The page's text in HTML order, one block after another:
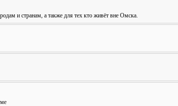
и странам, а также для тех кто живёт вне Омска.